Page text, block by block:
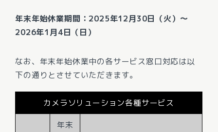
年末年始休業期間：2025年12月30日（火）～
2026年1月4日（日）
なお、年末年始休業中の各サービス窓口対応は以
下の通りとさせていただきます。
カメラソリューション各種サービス
年末